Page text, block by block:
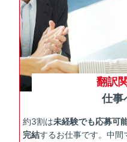
翻訳
仕事
約3割は未経験でも応募可
完結するお仕事です。中